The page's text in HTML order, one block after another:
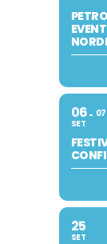
06
SET
07
25
SET